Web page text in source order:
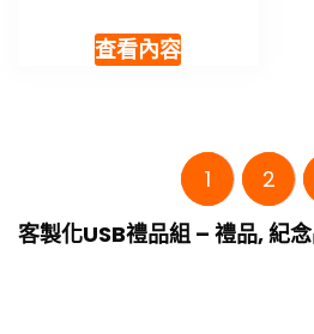
查看內容
1 2
客製化USB禮品組 – 禮品, 紀